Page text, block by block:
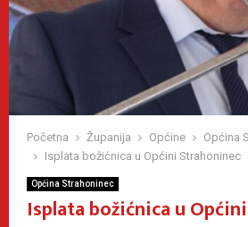
Početna Županija Općine
Općina
Isplata božićnica u Općini Strahoninec
Općina Strahoninec
Isplata božićnica u